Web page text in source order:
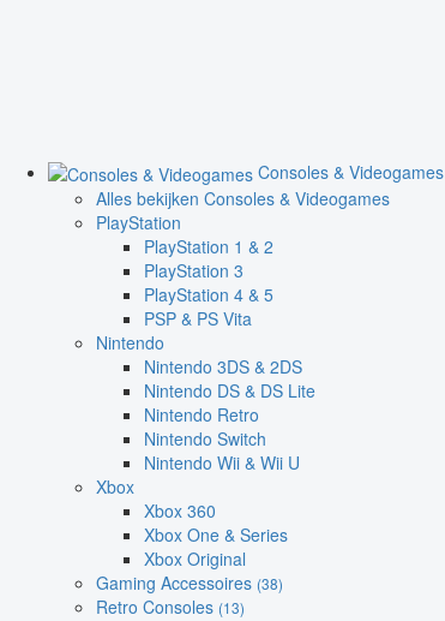
Consoles & Videogames
Alles bekijken Consoles & Videogames
PlayStation
PlayStation 1 & 2
PlayStation 3
PlayStation 4 & 5
PSP & PS Vita
Nintendo
Nintendo 3DS & 2DS
Nintendo DS & DS Lite
Nintendo Retro
Nintendo Switch
Nintendo Wii & Wii U
Xbox
Xbox 360
Xbox One & Series
Xbox Original
Gaming Accessoires (38)
Retro Consoles (13)